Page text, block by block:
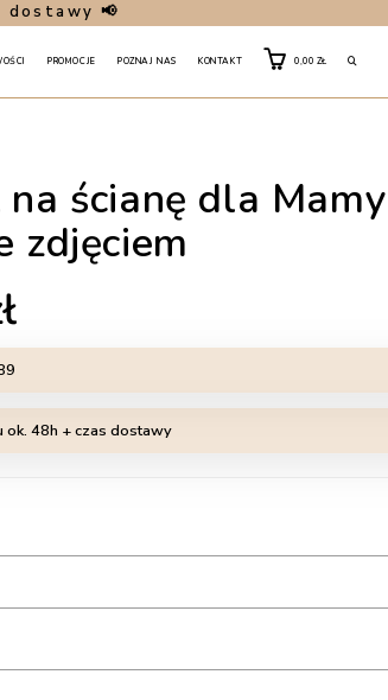
dostawy 📢
PROMOCJE POZNAJ NAS KONTAKT 0,00ZŁ
na ścianę dla
zdjęciem
ok. 48h + czas dostawy